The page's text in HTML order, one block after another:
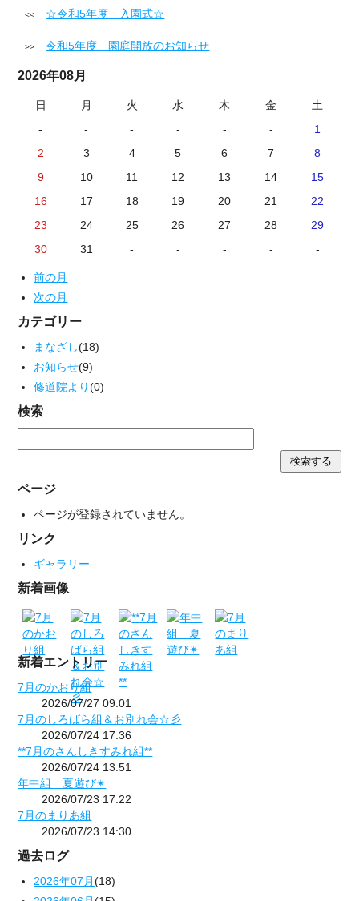
☆令和5年度 入園式☆
令和5年度 園庭開放のお知らせ
2026年08月
日 月 火 水 木 金
土
-
- - - - -
1
2
3 4 5 6 7
8
9
10 11 12 13 14
15
16
17 18 19 20 21
22
23
24 25 26 27 28
29
30
31 - - - - -
前の月
次の月
カテゴリー
まなざし(18)
お知らせ(9)
修道院より(0)
検索
ページ
ページが登録されていません。
リンク
ギャラリー
新着画像
新着エントリー
7月のかおり組
2026/07/27 09:01
7月のしろばら組＆お別れ会☆彡
2026/07/24 17:36
**7月のさんしきすみれ組**
2026/07/24 13:51
年中組 夏遊び✴
2026/07/23 17:22
7月のまりあ組
2026/07/23 14:30
過去ログ
2026年07月(18)